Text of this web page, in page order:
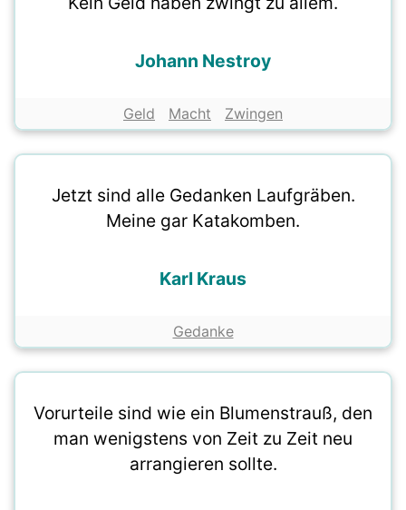
Johann Nestroy
Geld Macht Zwingen
Jetzt sind alle Gedanken Laufgräben.
Meine gar Katakomben.
Karl Kraus
Gedanke
Vorurteile sind wie ein Blumenstrauß, den
man wenigstens von Zeit zu Zeit neu
arrangieren sollte.